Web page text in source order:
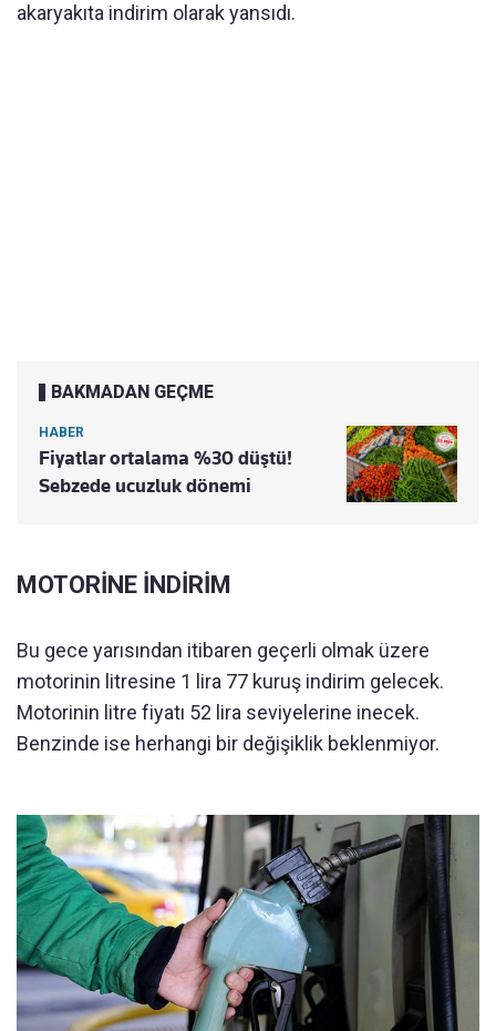
akaryakıta indirim olarak yansıdı.
BAKMADAN GEÇME
HABER
Fiyatlar ortalama %30 düştü!
Sebzede ucuzluk dönemi
MOTORİNE İNDİRİM
Bu gece yarısından itibaren geçerli olmak üzere
motorinin litresine 1 lira 77 kuruş indirim gelecek.
Motorinin litre fiyatı 52 lira seviyelerine inecek.
Benzinde ise herhangi bir değişiklik beklenmiyor.